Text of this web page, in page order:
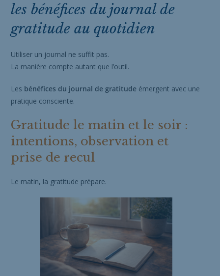
les bénéfices du journal de
gratitude au quotidien
Utiliser un journal ne suffit pas.
La manière compte autant que l’outil.
Les bénéfices du journal de gratitudeémergent avec une
pratique consciente.
Gratitude le matin et le soir :
intentions, observation et
prise de recul
Le matin, la gratitude prépare.